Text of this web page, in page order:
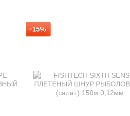
−15%